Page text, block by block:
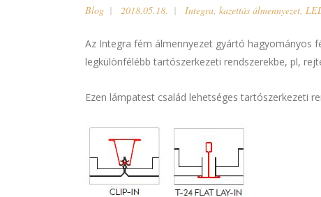
Blog 2018.05.18. Integra, kazettás álmennyezet,
Az Integra fém álmennyezet gyártó hagyományos
legkülönfélébb tartószerkezeti rendszerekbe, pl,
Ezen lámpatest család lehetséges tartószerkezeti